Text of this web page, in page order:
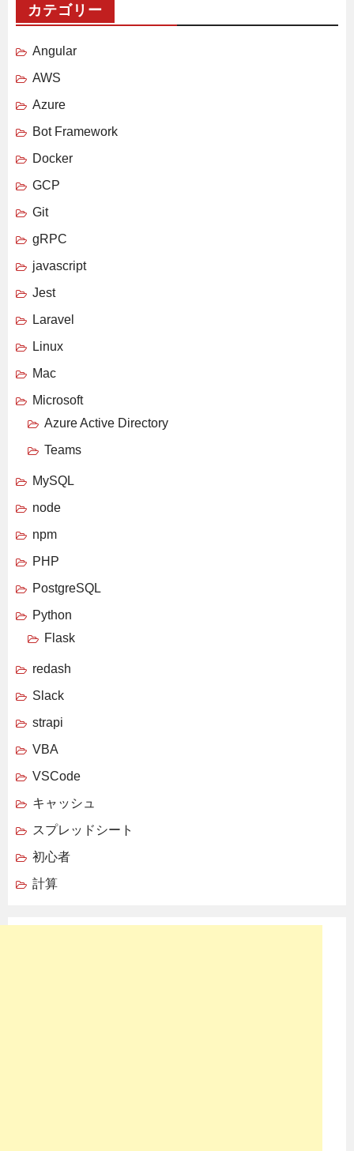
カテゴリー
Angular
AWS
Azure
Bot Framework
Docker
GCP
Git
gRPC
javascript
Jest
Laravel
Linux
Mac
Microsoft
Azure Active Directory
Teams
MySQL
node
npm
PHP
PostgreSQL
Python
Flask
redash
Slack
strapi
VBA
VSCode
キャッシュ
スプレッドシート
初心者
計算